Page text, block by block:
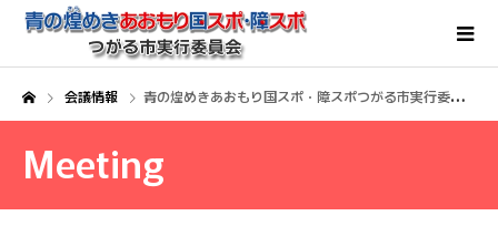
会議情報 青の煌めきあおもり国スポ・障スポつがる市実行委員会第２回宿泊衛生専門委員会
Meeting